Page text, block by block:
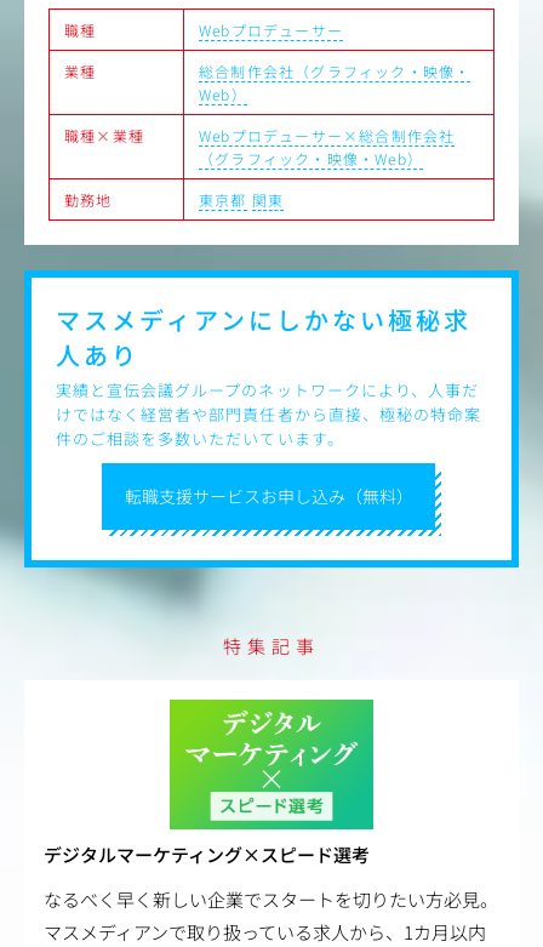
将来的には若手育成なども含め、チームの中心メンバーと
しての活躍を期待しています。
職種
Webプロデューサー
業種
総合制作会社（グラフィック・映像・
Web）
職種×業種
Webプロデューサー×総合制作会社
（グラフィック・映像・Web）
勤務地
東京都 関東
転職支援サービスお申し込み（無料）
マスメディアンにしかない極秘求
人あり
実績と宣伝会議グループのネットワークにより、人事だ
けではなく経営者や部門責任者から直接、極秘の特命案
件のご相談を多数いただいています。
特集記事
デジタルマーケティング×スピード選考
なるべく早く新しい企業でスタートを切りたい方必見。
マスメディアンで取り扱っている求人から、1カ月以内